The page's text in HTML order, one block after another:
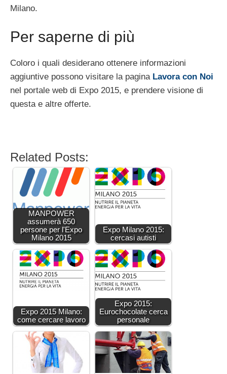
Milano.
Per saperne di più
Coloro i quali desiderano ottenere informazioni
aggiuntive possono visitare la pagina Lavora con Noi
nel portale web di Expo 2015, e prendere visione di
questa e altre offerte.
Related Posts:
MANPOWER
assumerà 650
persone per l'Expo
Milano 2015
Expo Milano 2015:
cercasi autisti
Expo 2015 Milano:
come cercare lavoro
Expo 2015:
Eurochocolate cerca
personale